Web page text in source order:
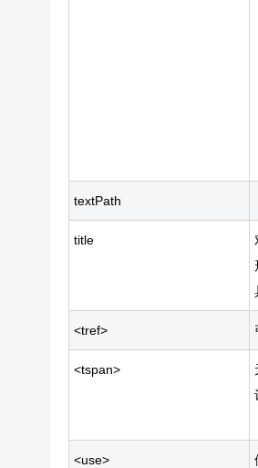
textPath
title
<tref>
<tspan>
<use>